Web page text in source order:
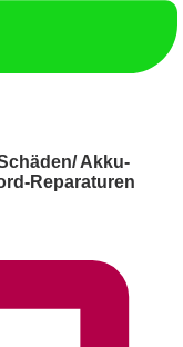
Akku-
Reparaturen